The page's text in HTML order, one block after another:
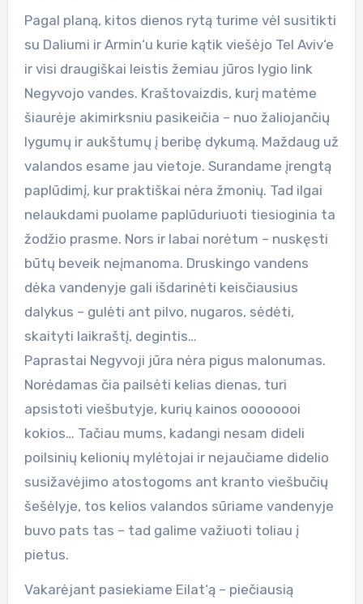
Pagal planą, kitos dienos rytą turime vėl susitikti
su Daliumi ir Armin‘u kurie kątik viešėjo Tel Aviv‘e
ir visi draugiškai leistis žemiau jūros lygio link
Negyvojo vandes. Kraštovaizdis, kurį matėme
šiaurėje akimirksniu pasikeičia – nuo žaliojančių
lygumų ir aukštumų į beribę dykumą. Maždaug už
valandos esame jau vietoje. Surandame įrengtą
paplūdimį, kur praktiškai nėra žmonių. Tad ilgai
nelaukdami puolame paplūduriuoti tiesioginia ta
žodžio prasme. Nors ir labai norėtum – nuskęsti
būtų beveik neįmanoma. Druskingo vandens
dėka vandenyje gali išdarinėti keisčiausius
dalykus – gulėti ant pilvo, nugaros, sėdėti,
skaityti laikraštį, degintis…
Paprastai Negyvoji jūra nėra pigus malonumas.
Norėdamas čia pailsėti kelias dienas, turi
apsistoti viešbutyje, kurių kainos oooooooi
kokios… Tačiau mums, kadangi nesam dideli
poilsinių kelionių mylėtojai ir nejaučiame didelio
susižavėjimo atostogoms ant kranto viešbučių
šešėlyje, tos kelios valandos sūriame vandenyje
buvo pats tas – tad galime važiuoti toliau į
pietus.
Vakarėjant pasiekiame Eilat‘ą – piečiausią